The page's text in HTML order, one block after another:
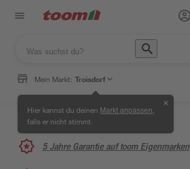
Mein Markt: Troisdorf
Hier kannst du deinen Markt anpassen
falls er nicht stimmt.
✕
5 Jahre Garantie auf toom Eigenmarken